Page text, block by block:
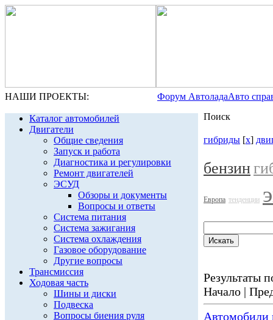
НАШИ ПРОЕКТЫ: Форум АвтоладаАвто
Каталог автомобилей
Двигатели
Общие сведения
Запуск и работа
Диагностика и регулировки
Ремонт двигателей
ЭСУД
Обзоры и документы
Вопросы и ответы
Система питания
Система зажигания
Система охлаждения
Газовое оборудование
Другие вопросы
Трансмиссия
Ходовая часть
Шины и диски
Подвеска
Вопросы биения руля
Поиск
гибриды [x]
бензин
Европа тенденции
Результаты
Начало |